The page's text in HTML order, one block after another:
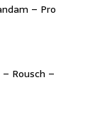
– Pro
Rousch –